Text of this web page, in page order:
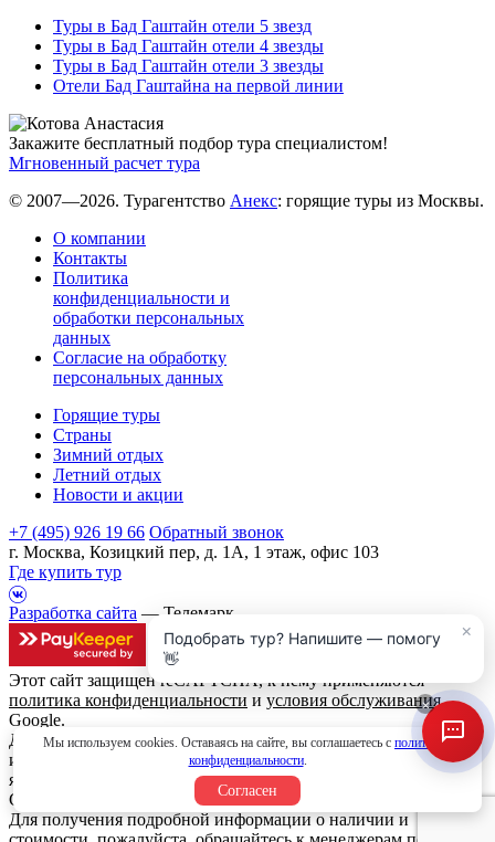
Туры в Бад Гаштайн отели 5 звезд
Туры в Бад Гаштайн отели 4 звезды
Туры в Бад Гаштайн отели 3 звезды
Отели Бад Гаштайна на первой линии
Закажите бесплатный подбор тура специалистом!
Мгновенный расчет тура
© 2007—2026. Турагентство Анекс: горящие туры из Москвы.
О компании
Контакты
Политика
конфиденциальности и
обработки персональных
данных
Согласие на обработку
персональных данных
Горящие туры
Страны
Зимний отдых
Летний отдых
Новости и акции
+7 (495) 926 19 66 Обратный звонок
г. Москва, Козицкий пер, д. 1А, 1 этаж, офис 103
Где купить тур
Разработка сайта — Телемарк
Этот сайт защищен reCAPTCHA, к нему применяются
политика конфиденциальности и условия обслуживания
Google.
Данный интернет сайт носит исключительно
информационный характер и вся информация на нем не
является публичной офертой, определяемой положениями
Статьи 437 (2) Гражданского кодекса Российской Федерации.
Для получения подробной информации о наличии и
Мы используем cookies. Оставаясь на сайте, вы соглашаетесь с политикой
конфиденциальности.
Согласен
×
Подобрать тур? Напишите — помогу
👋
×